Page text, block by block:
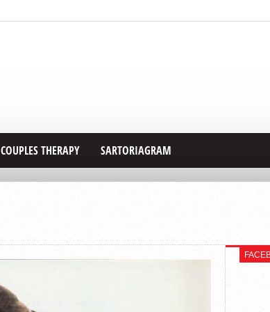
COUPLES THERAPY SARTORIAGRAM